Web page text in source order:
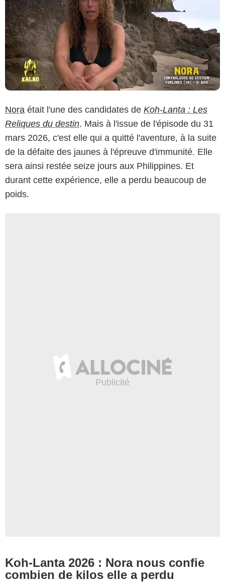
Nora était l'une des candidates de Koh-Lanta : Les
Reliques du destin. Mais à l'issue de l'épisode du 31
mars 2026, c'est elle qui a quitté l'aventure, à la suite
de la défaite des jaunes à l'épreuve d'immunité. Elle
sera ainsi restée seize jours aux Philippines. Et
durant cette expérience, elle a perdu beaucoup de
poids.
Koh-Lanta 2026 : Nora nous confie
combien de kilos elle a perdu